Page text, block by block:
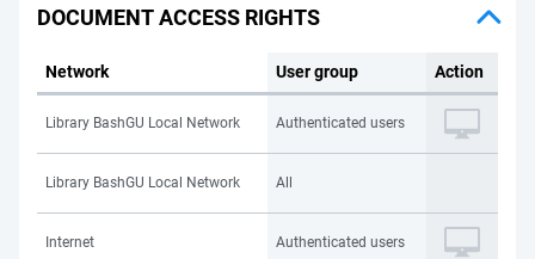
DOCUMENT ACCESS RIGHTS
Network User group Action
Library BashGU Local Network Authenticated users
Library BashGU Local Network All
Internet Authenticated users